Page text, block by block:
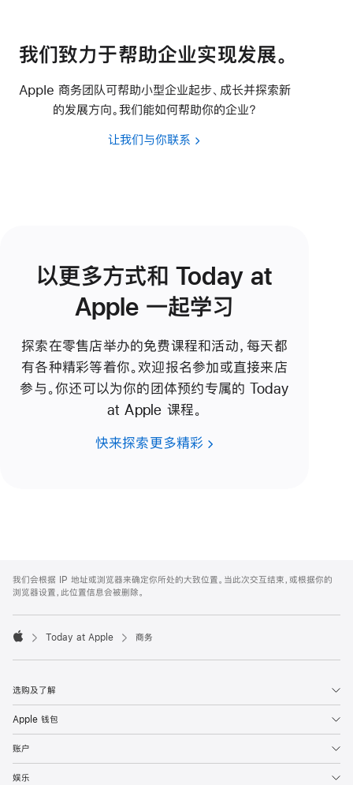
我们致力于帮助企业实现发展。
Apple 商务团队可帮助小型企业起步、成长并探索新
的发展方向。我们能如何帮助你的企业？
让我们与你联系
以更多方式和 Today at
Apple 一起学习
探索在零售店举办的免费课程和活动，每天都
有各种精彩等着你。欢迎报名参加或直接来店
参与。你还可以为你的团体预约专属的 Today
at Apple 课程。
快来探索更多精彩
Footer
我们会根据 IP 地址或浏览器来确定你所处的大致位置。当此次交互结束，或根据你的
浏览器设置，此位置信息会被删除。
Today at Apple 商务
选购及了解
Apple 钱包
账户
娱乐